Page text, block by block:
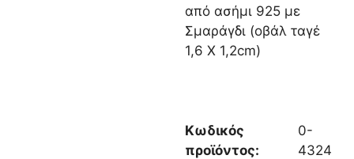
από ασήμι 925 με
Σμαράγδι (οβάλ ταγέ
1,6 Χ 1,2cm)
Κωδικός
προϊόντος:
0-
4324